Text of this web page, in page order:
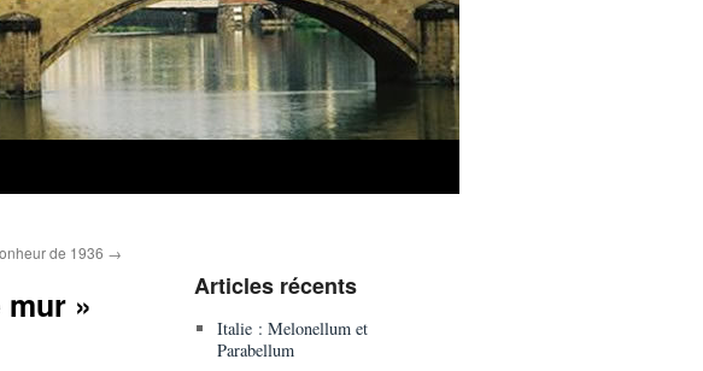
de 1936 →
» Articles récents
Italie : Melonellum et
Parabellum